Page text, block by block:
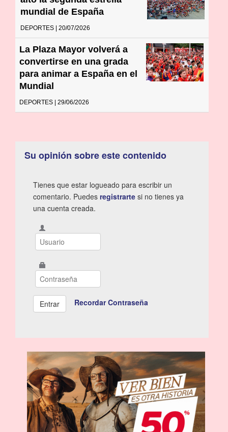
mundial de España
DEPORTES | 20/07/2026
La Plaza Mayor volverá a
convertirse en una grada
para animar a España en el
Mundial
DEPORTES | 29/06/2026
Su opinión sobre este contenido
Tienes que estar logueado para escribir un
comentario. Puedes registrarte si no tienes ya
una cuenta creada.
Recordar Contraseña